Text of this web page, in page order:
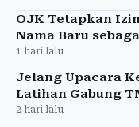
OJK Tetapkan
Nama Baru
1 hari lalu
Jelang Upacara
Latihan Gabung
2 hari lalu